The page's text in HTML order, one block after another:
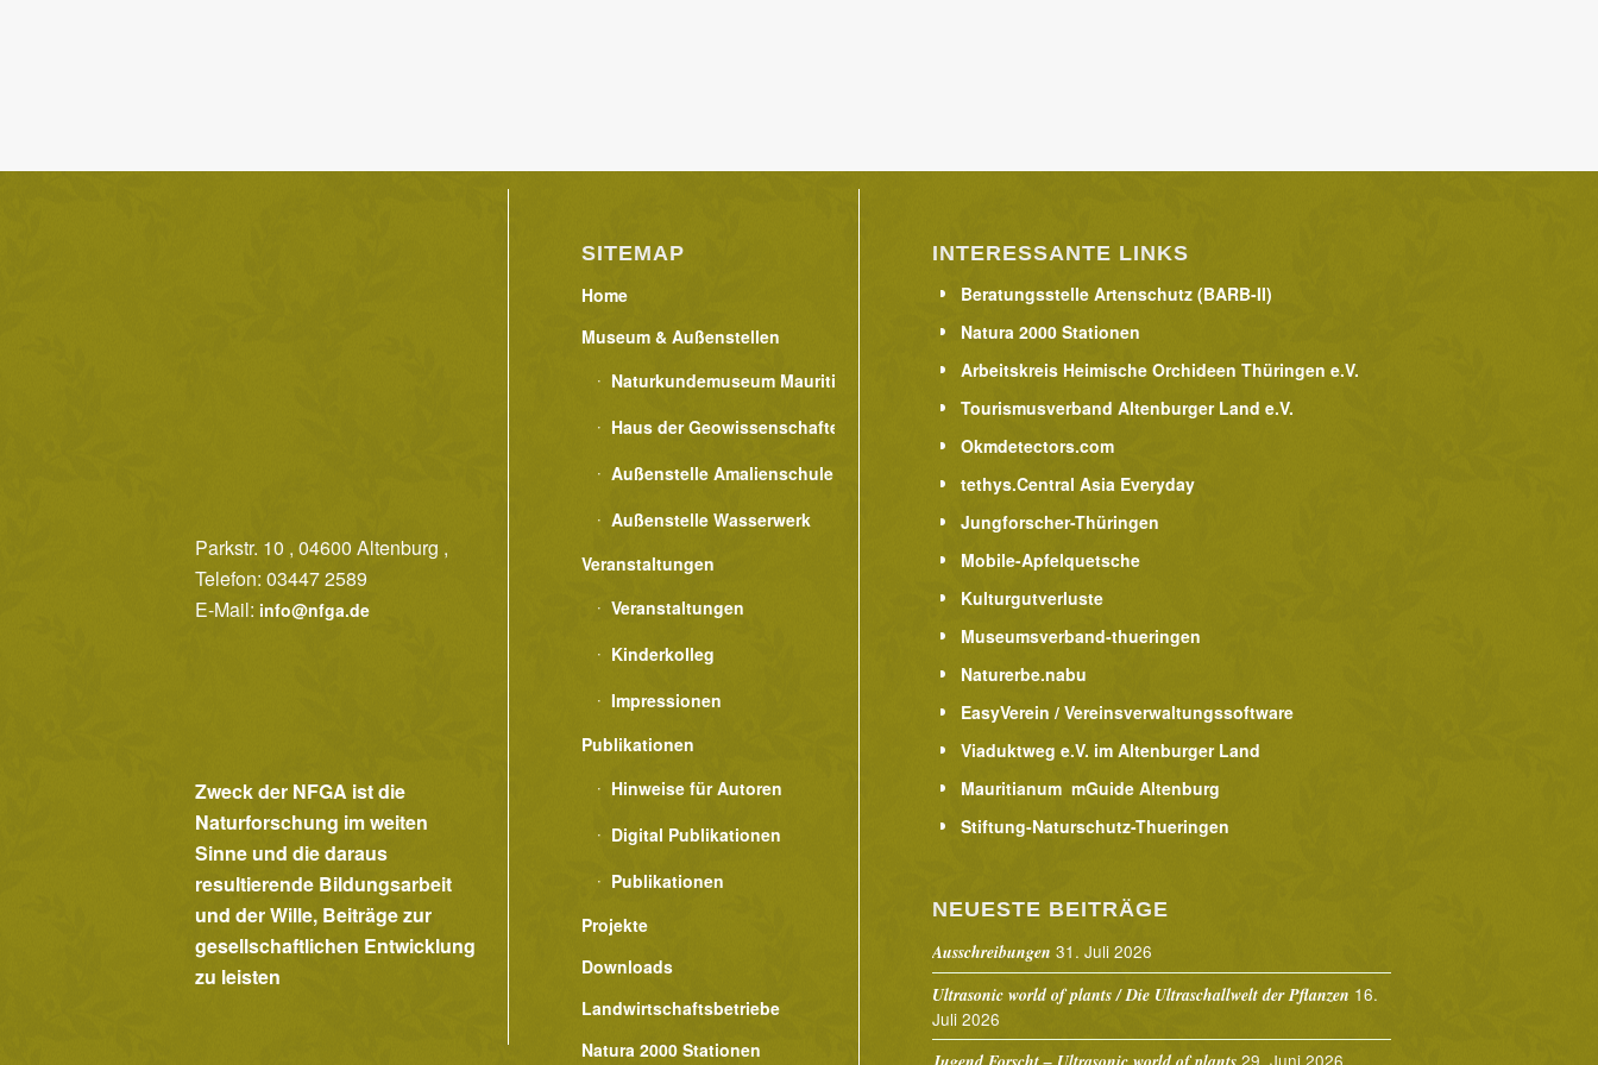
Parkstr. 10 , 04600 Altenburg ,
Telefon: 03447 2589
E-Mail: info@nfga.de
Zweck der NFGA ist die
Naturforschung im weiten
Sinne und die daraus
resultierende Bildungsarbeit
und der Wille, Beiträge zur
gesellschaftlichen Entwicklung
zu leisten
SITEMAP
Home
Museum & Außenstellen
Naturkundemuseum Mauritianum
Haus der Geowissenschaften
Außenstelle Amalienschule
Außenstelle Wasserwerk
Veranstaltungen
Veranstaltungen
Kinderkolleg
Impressionen
Publikationen
Hinweise für Autoren
Digital Publikationen
Publikationen
Projekte
Downloads
Landwirtschaftsbetriebe
Natura 2000 Stationen
INTERESSANTE LINKS
Beratungsstelle Artenschutz (BARB-II)
Natura 2000 Stationen
Arbeitskreis Heimische Orchideen Thüringen e.V.
Tourismusverband Altenburger Land e.V.
Okmdetectors.com
tethys.Central Asia Everyday
Jungforscher-Thüringen
Mobile-Apfelquetsche
Kulturgutverluste
Museumsverband-thueringen
Naturerbe.nabu
EasyVerein / Vereinsverwaltungssoftware
Viaduktweg e.V. im Altenburger Land
Mauritianum mGuide Altenburg
Stiftung-Naturschutz-Thueringen
NEUESTE BEITRÄGE
Ausschreibungen 31. Juli 2026
Ultrasonic world of plants / Die Ultraschallwelt der Pflanzen 16.
Juli 2026
29. Juni 2026